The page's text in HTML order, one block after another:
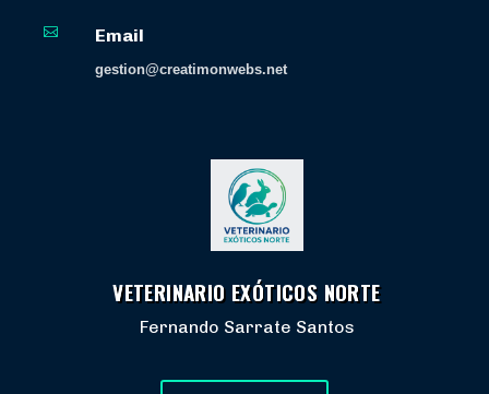
 Email
gestion@creatimonwebs.net
VETERINARIO EXÓTICOS NORTE
Fernando Sarrate Santos